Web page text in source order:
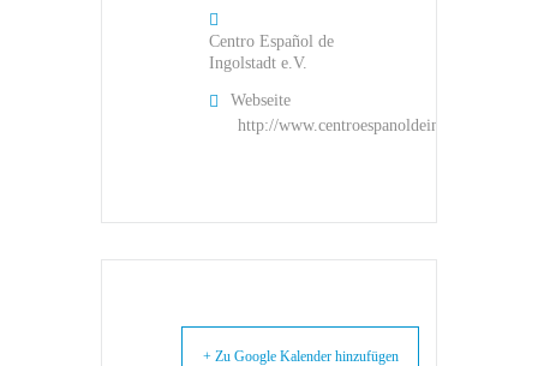
Centro Español de
Ingolstadt e.V.
Webseite
http://www.centroespanoldeingolstadt.de
+ Zu Google Kalender hinzufügen